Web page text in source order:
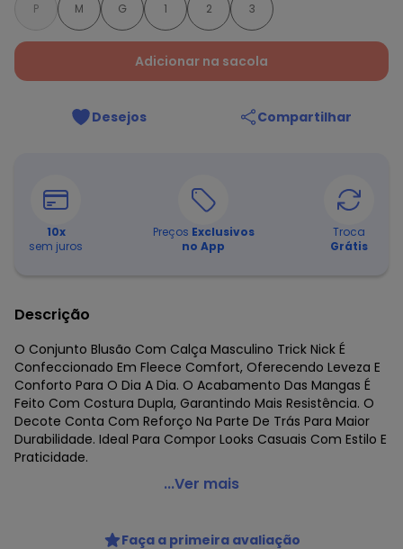
P M G 1 2 3
Adicionar na sacola
Desejos Compartilhar
10x
sem juros
Preços Exclusivos
no App
Troca
Grátis
Descrição
O Conjunto Blusão Com Calça Masculino Trick Nick É
Confeccionado Em Fleece Comfort, Oferecendo Leveza E
Conforto Para O Dia A Dia. O Acabamento Das Mangas É
Feito Com Costura Dupla, Garantindo Mais Resistência. O
Decote Conta Com Reforço Na Parte De Trás Para Maior
Durabilidade. Ideal Para Compor Looks Casuais Com Estilo E
Praticidade.
Trick Nick - Conjunto Bluão com Calça Bege
Comprimento da Manga: Longa
...Ver mais
Faça a primeira avaliação